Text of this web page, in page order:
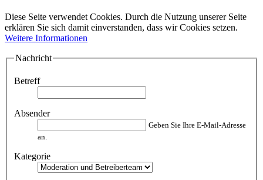
Diese Seite verwendet Cookies. Durch die Nutzung unserer Seite
erklären Sie sich damit einverstanden, dass wir Cookies setzen.
Weitere Informationen
Nachricht
Betreff
Absender
Geben Sie Ihre E-Mail-Adresse
an.
Kategorie